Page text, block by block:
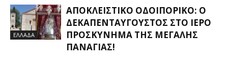
ΕΛΛΑΔΑ
ΑΠΟΚΛΕΙΣΤΙΚΟ ΟΔΟΙΠΟΡΙΚΟ: Ο
ΔΕΚΑΠΕΝΤΑΎΓΟΥΣΤΟΣ ΣΤΟ ΙΕΡΌ
ΠΡΟΣΚΎΝΗΜΑ ΤΗΣ ΜΕΓΆΛΗΣ
ΠΑΝΑΓΊΑΣ!